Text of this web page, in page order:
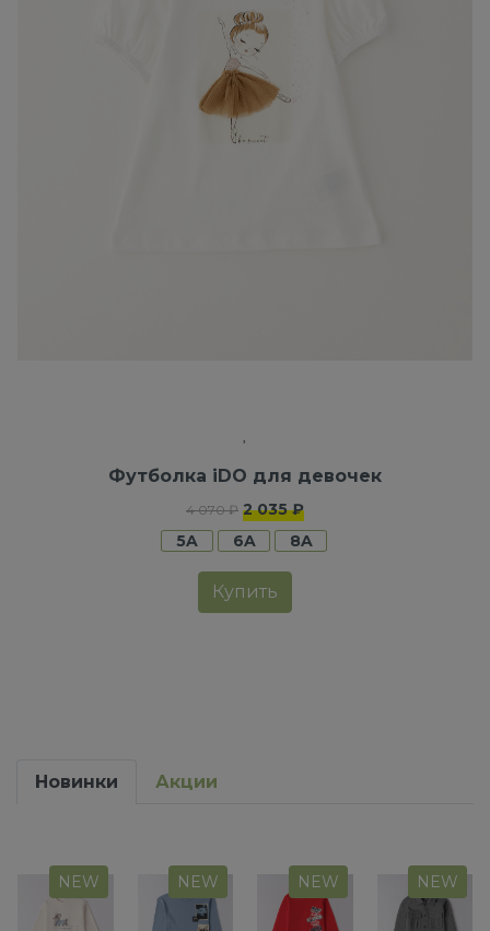
Футболка iDO для девочек
4 070 ₽ 2 035 ₽
5A
6A 8A
Купить
Новинки Акции
NEW NEW NEW NEW